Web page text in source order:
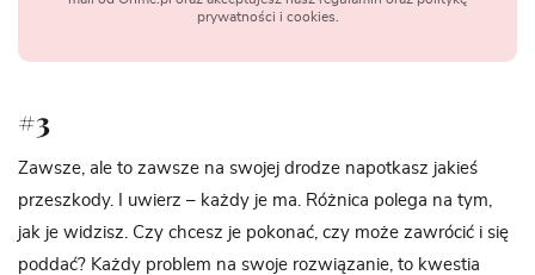
prywatności i cookies.
#3
Zawsze, ale to zawsze na swojej drodze napotkasz jakieś
przeszkody. I uwierz – każdy je ma. Różnica polega na tym,
jak je widzisz. Czy chcesz je pokonać, czy może zawrócić i się
poddać? Każdy problem na swoje rozwiązanie, to kwestia